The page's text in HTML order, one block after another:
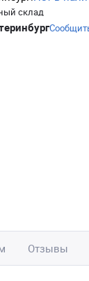
склад
Отзывы